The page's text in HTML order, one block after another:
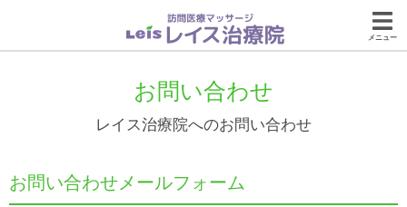
メニュー
お問い合わせ
レイス治療院へのお問い合わせ
お問い合わせメールフォーム